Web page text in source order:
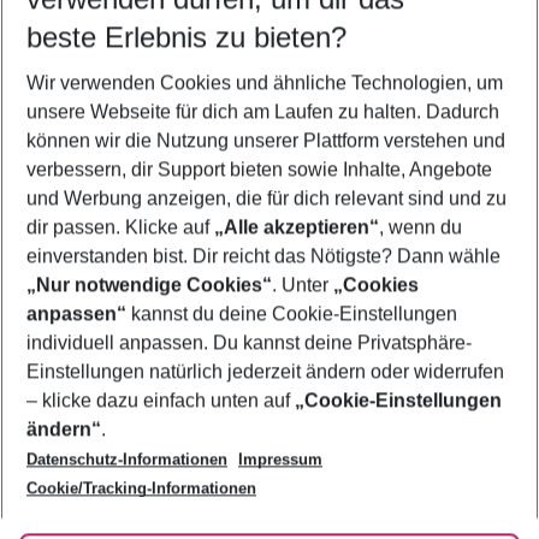
Frübucher Angebote Elounda für 2026
Familienurlaub Elounda
Flug & Hotel Elounda
Last Minute Elounda
Pauschalreisen Elounda
Footer
Footer navigation
Über uns
AGB
Bestpreisgarantie
Cookie-Einstellungen ändern
Cookie-Richtlinie
Agenturbetreuung
Barrierefreies Reisen
Folge uns
beste Erlebnis zu bieten?
Wir verwenden Cookies und ähnliche Technologien, um
unsere Webseite für dich am Laufen zu halten. Dadurch
können wir die Nutzung unserer Plattform verstehen und
verbessern, dir Support bieten sowie Inhalte, Angebote
und Werbung anzeigen, die für dich relevant sind und zu
dir passen. Klicke auf „Alle akzeptieren“, wenn du
einverstanden bist. Dir reicht das Nötigste? Dann wähle
„Nur notwendige Cookies“. Unter „Cookies
anpassen“ kannst du deine Cookie-Einstellungen
individuell anpassen. Du kannst deine Privatsphäre-
Einstellungen natürlich jederzeit ändern oder widerrufen
– klicke dazu einfach unten auf „Cookie-Einstellungen
ändern“.
Datenschutz-Informationen
Impressum
Cookie/Tracking-Informationen